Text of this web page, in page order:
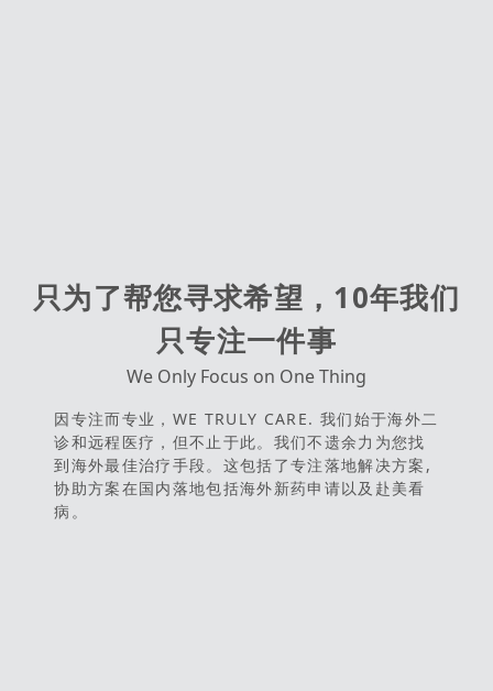
只为了帮您寻求希望，10年我们
只专注一件事
We Only Focus on One Thing
因专注而专业，WE TRULY CARE. 我们始于海外二
诊和远程医疗，但不止于此。我们不遗余力为您找
到海外最佳治疗手段。这包括了专注落地解决方案,
协助方案在国内落地包括海外新药申请以及赴美看
病。